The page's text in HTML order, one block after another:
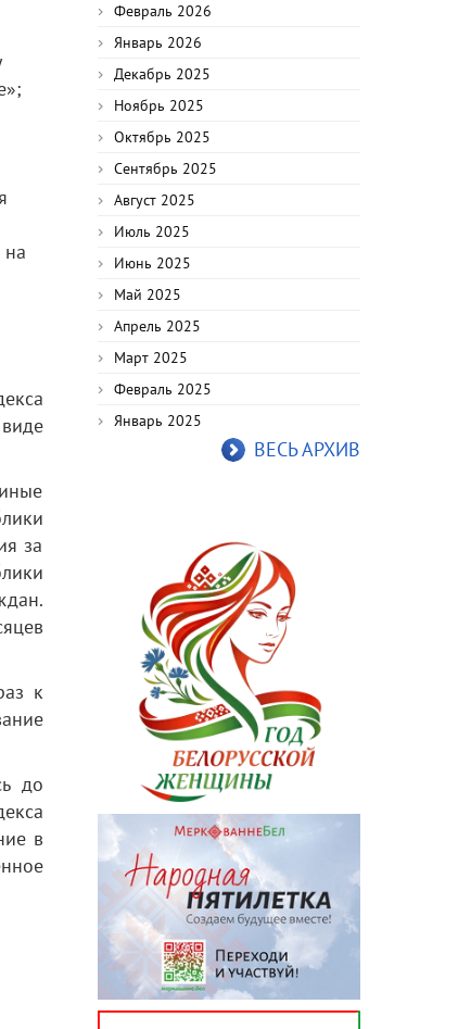
на
за
к
до
в
Февраль 2026
Январь 2026
Декабрь 2025
Ноябрь 2025
Октябрь 2025
Сентябрь 2025
Август 2025
Июль 2025
Июнь 2025
Май 2025
Апрель 2025
Март 2025
Февраль 2025
Январь 2025
ВЕСЬ АРХИВ